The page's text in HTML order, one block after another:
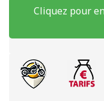
Cliquez pour